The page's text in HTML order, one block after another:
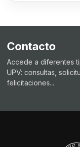
Contacto
Accede a diferentes
UPV: consultas,
felicitaciones...